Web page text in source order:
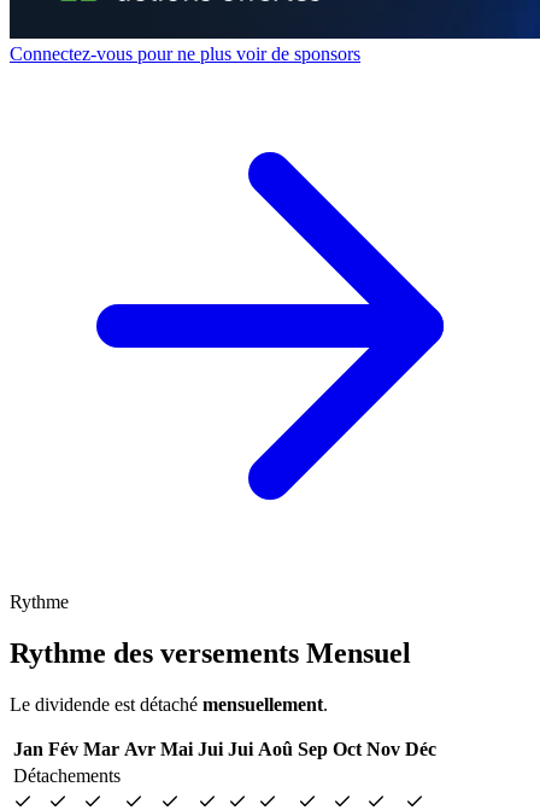
Connectez-vous pour ne plus voir de sponsors
Rythme
Rythme des versements Mensuel
Le dividende est détaché mensuellement.
Jan Fév Mar Avr Mai Jui Jui Aoû Sep Oct Nov Déc
Détachements